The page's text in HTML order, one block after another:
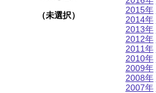
（未選択）
2015年
2014年
2013年
2012年
2011年
2010年
2009年
2008年
2007年